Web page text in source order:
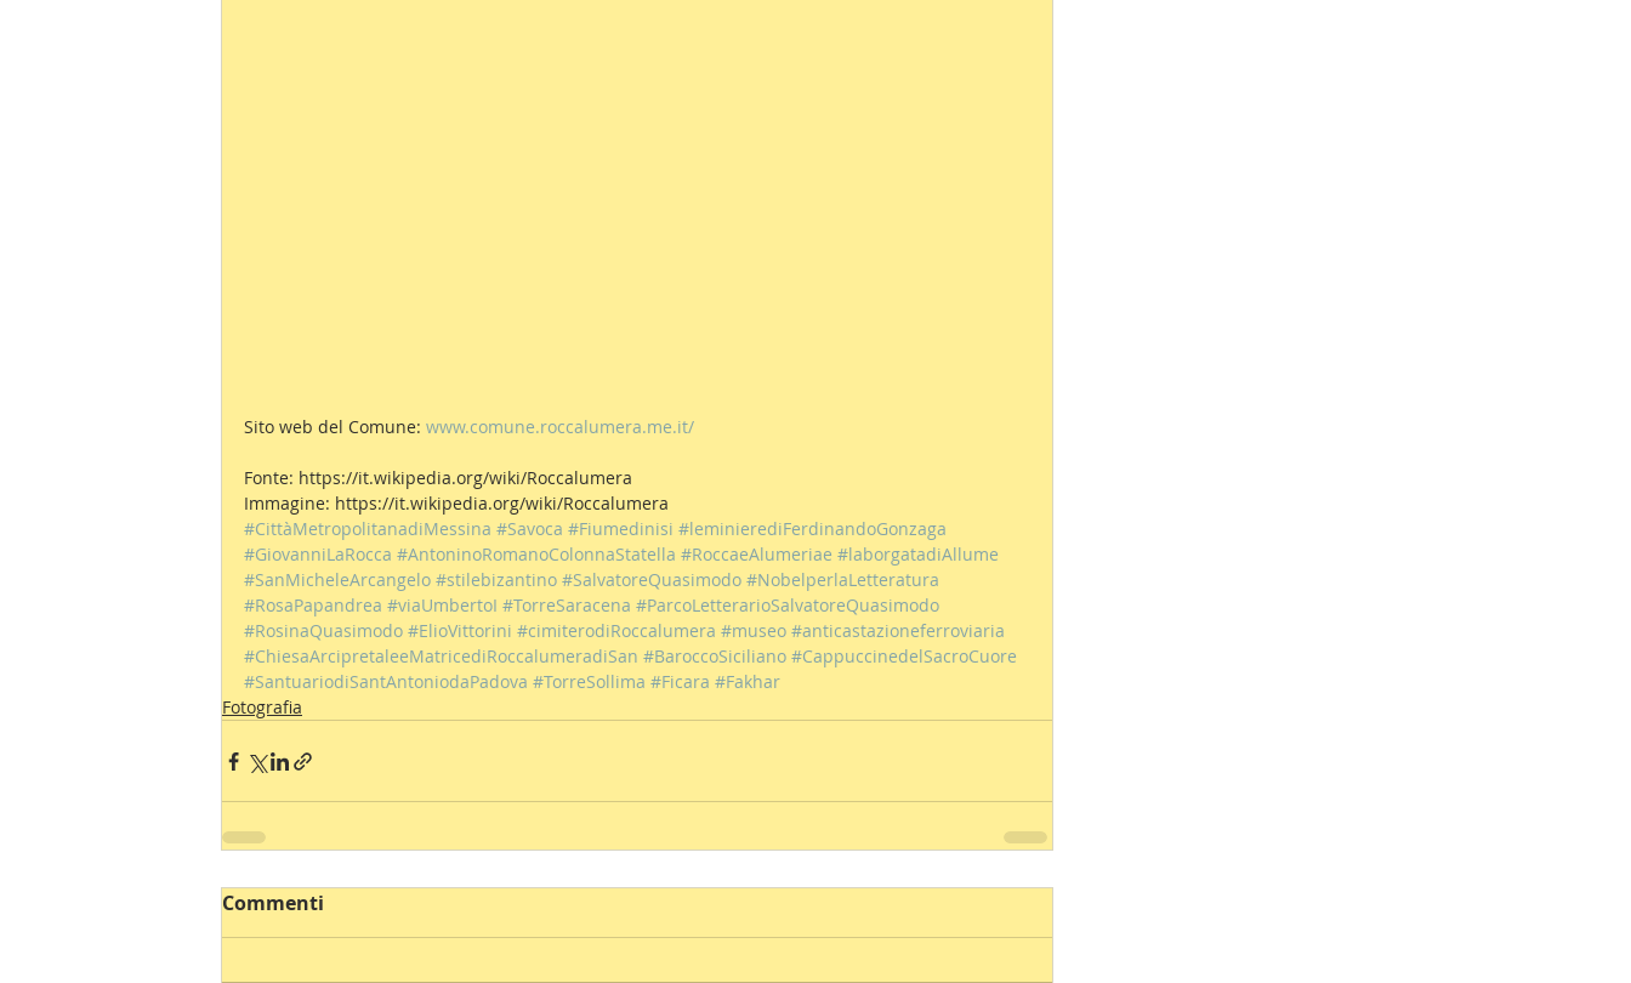
Sito web del Comune: www.comune.roccalumera.me.it/
Fonte: https://it.wikipedia.org/wiki/Roccalumera
Immagine: https://it.wikipedia.org/wiki/Roccalumera
#CittàMetropolitanadiMessina #Savoca #Fiumedinisi #leminierediFerdinandoGonzaga
#GiovanniLaRocca #AntoninoRomanoColonnaStatella #RoccaeAlumeriae #laborgatadiAllume
#SanMicheleArcangelo #stilebizantino #SalvatoreQuasimodo #NobelperlaLetteratura
#RosaPapandrea #viaUmbertoI #TorreSaracena #ParcoLetterarioSalvatoreQuasimodo
#RosinaQuasimodo #ElioVittorini #cimiterodiRoccalumera #museo #anticastazioneferroviaria
#ChiesaArcipretaleeMatricediRoccalumeradiSan #BaroccoSiciliano #CappuccinedelSacroCuore
#SantuariodiSantAntoniodaPadova #TorreSollima #Ficara #Fakhar
Fotografia
Commenti